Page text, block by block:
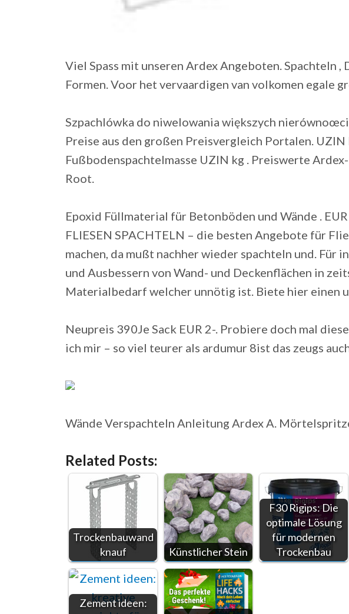
Viel Spass mit unseren Ardex Angeboten. Spachteln ,
Formen. Voor het vervaardigen van volkomen egale
Szpachlówka do niwelowania większych
Preise aus den großen Preisvergleich Portalen.
Fußbodenspachtelmasse UZIN kg . Preiswerte
Root.
Epoxid Füllmaterial für Betonböden und Wände .
FLIESEN SPACHTELN – die besten Angebote für
machen, da mußt nachher wieder spachteln und. Für
und Ausbessern von Wand- und Deckenflächen in
Materialbedarf welcher unnötig ist. Biete hier einen
Neupreis 390Je Sack EUR 2-. Probiere doch mal
ich mir – so viel teurer als ardumur 8ist das zeugs
Wände Verspachteln Anleitung Ardex A.
Related Posts:
Trockenbauwand
knauf
Künstlicher Stein
F30 Rigips: Die
optimale Lösung
für modernen
Trockenbau
Zement ideen: